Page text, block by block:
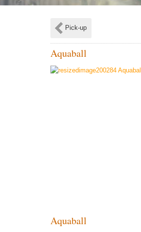
Pick-up
Aquaball
Aquaball